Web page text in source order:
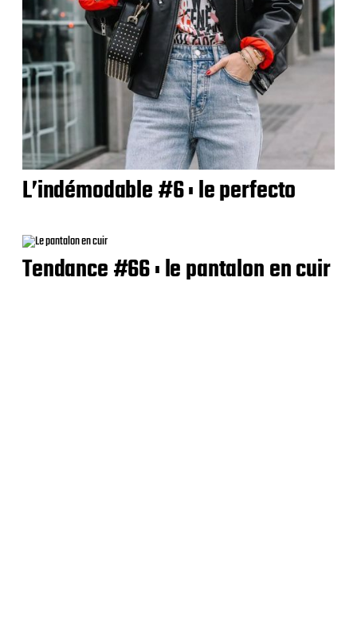
L’indémodable #6 : le perfecto
Tendance #66 : le pantalon en cuir